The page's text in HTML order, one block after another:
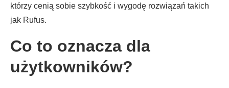
którzy cenią sobie szybkość i wygodę rozwiązań takich
jak Rufus.
Co to oznacza dla
użytkowników?